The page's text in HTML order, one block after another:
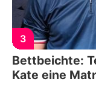
3
Bettbeichte:
Kate eine